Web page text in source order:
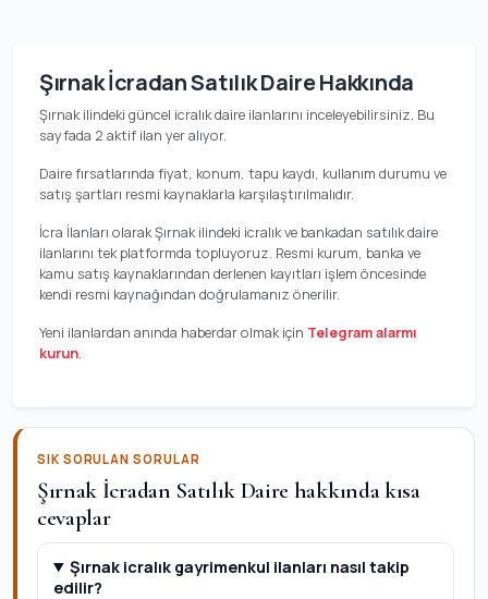
Şırnak İcradan Satılık Daire Hakkında
Şırnak ilindeki güncel icralık daire ilanlarını inceleyebilirsiniz. Bu
sayfada 2 aktif ilan yer alıyor.
Daire fırsatlarında fiyat, konum, tapu kaydı, kullanım durumu ve
satış şartları resmi kaynaklarla karşılaştırılmalıdır.
İcra İlanları olarak Şırnak ilindeki icralık ve bankadan satılık daire
ilanlarını tek platformda topluyoruz. Resmi kurum, banka ve
kamu satış kaynaklarından derlenen kayıtları işlem öncesinde
kendi resmi kaynağından doğrulamanız önerilir.
Yeni ilanlardan anında haberdar olmak için Telegram alarmı
kurun.
SIK SORULAN SORULAR
Şırnak İcradan Satılık Daire hakkında kısa
cevaplar
Şırnak icralık gayrimenkul ilanları nasıl takip
edilir?